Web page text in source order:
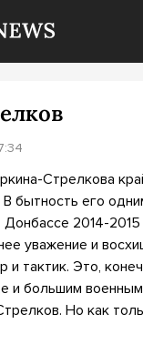
Стрелкова
В бытность его
Донбассе 2014-2015
уважение и
и тактик. Это,
и большим
Но как